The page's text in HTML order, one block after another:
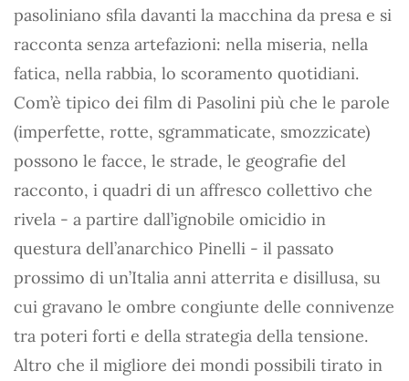
pasoliniano sfila davanti la macchina da presa e si
racconta senza artefazioni: nella miseria, nella
fatica, nella rabbia, lo scoramento quotidiani.
Com’è tipico dei film di Pasolini più che le parole
(imperfette, rotte, sgrammaticate, smozzicate)
possono le facce, le strade, le geografie del
racconto, i quadri di un affresco collettivo che
rivela - a partire dall’ignobile omicidio in
questura dell’anarchico Pinelli - il passato
prossimo di un’Italia anni atterrita e disillusa, su
cui gravano le ombre congiunte delle connivenze
tra poteri forti e della strategia della tensione.
Altro che il migliore dei mondi possibili tirato in